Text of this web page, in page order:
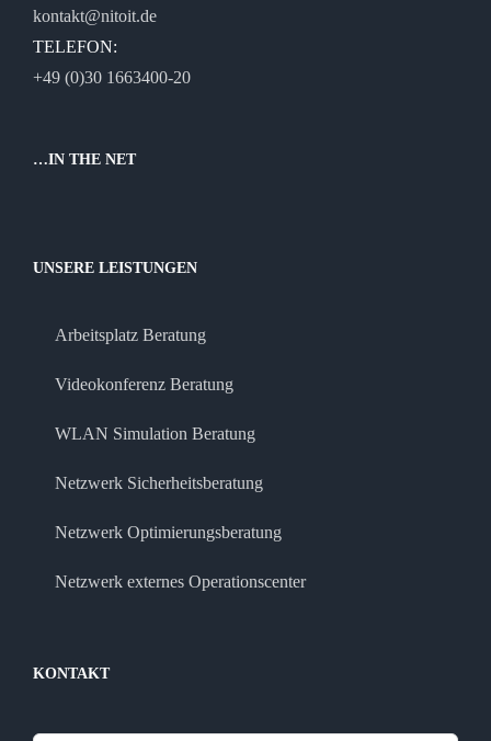
kontakt@nitoit.de
TELEFON:
+49 (0)30 1663400-20
…IN THE NET
UNSERE LEISTUNGEN
Arbeitsplatz Beratung
Videokonferenz Beratung
WLAN Simulation Beratung
Netzwerk Sicherheitsberatung
Netzwerk Optimierungsberatung
Netzwerk externes Operationscenter
KONTAKT